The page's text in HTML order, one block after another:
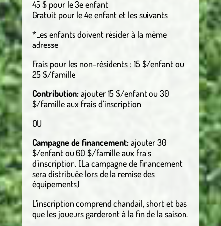
45 $ pour le 3e enfant
Gratuit pour le 4e enfant et les suivants
*Les enfants doivent résider à la même
adresse
Frais pour les non-résidents : 15 $/enfant ou
25 $/famille
Contribution:ajouter 15 $/enfant ou 30
$/famille aux frais d’inscription
OU
Campagne de financement:ajouter 30
$/enfant ou 60 $/famille aux frais
d’inscription. (La campagne de financement
sera distribuée lors de la remise des
équipements)
L’inscription comprend chandail, short et bas
que les joueurs garderont à la fin de la saison.